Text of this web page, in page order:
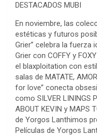
DESTACADOS MUBI
En noviembre, las
estéticas y futuros
Grier” celebra la fuerza
Grier con COFFY y
el blaxploitation con
salas de MATATE,
for love” conecta
como SILVER LININGS
ABOUT KEVIN y MAPS
de Yorgos Lanthimos
Películas de Yorgos